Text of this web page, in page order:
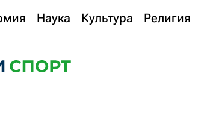
Наука Культура Религия